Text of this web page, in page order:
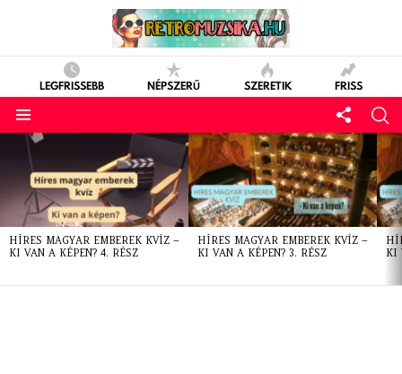
LEGFRISSEBB NÉPSZERŰ SZERETIK FRISS
LATEST
STORIES
HÍRES MAGYAR EMBEREK KVÍZ –
KI VAN A KÉPEN? 4. RÉSZ
HÍRES MAGYAR EMBEREK KVÍZ –
KI VAN A KÉPEN? 3. RÉSZ
KI